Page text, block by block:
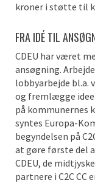
kroner i støtte til
FRA IDÉ TIL
CDEU har været
ansøgning.
lobbyarbejde bl.a.
og fremlægge
på kommunernes
syntes Europa-
begyndelsen på
at gøre første del
CDEU, de
partnere i C2C CC